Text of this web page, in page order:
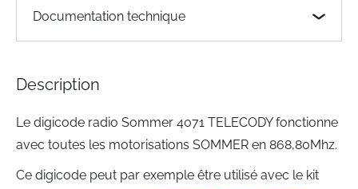
images
Documentation technique
Description
Le digicode radio Sommer 4071 TELECODY fonctionne
avec toutes les motorisations SOMMER en 868,80Mhz.
Ce digicode peut par exemple être utilisé avec le kit